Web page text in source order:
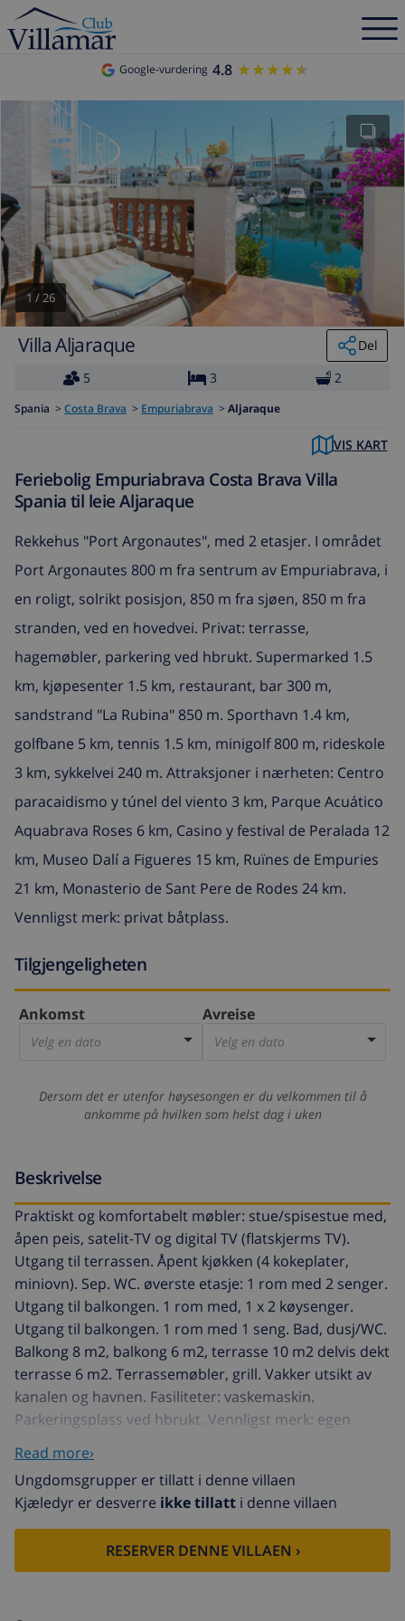
Google-vurdering 4.8 ★★★★★
★★★★★
1 /26
Villa Aljaraque
Del
5
3 2
Spania > Costa Brava > Empuriabrava > Aljaraque
VIS KART
Feriebolig Empuriabrava Costa Brava Villa
Spania til leie Aljaraque
Rekkehus "Port Argonautes", med 2 etasjer. I området
Port Argonautes 800 m fra sentrum av Empuriabrava, i
en roligt, solrikt posisjon, 850 m fra sjøen, 850 m fra
stranden, ved en hovedvei. Privat: terrasse,
hagemøbler, parkering ved hbrukt. Supermarked 1.5
km, kjøpesenter 1.5 km, restaurant, bar 300 m,
sandstrand "La Rubina" 850 m. Sporthavn 1.4 km,
golfbane 5 km, tennis 1.5 km, minigolf 800 m, rideskole
3 km, sykkelvei 240 m. Attraksjoner i nærheten: Centro
paracaidismo y túnel del viento 3 km, Parque Acuático
Aquabrava Roses 6 km, Casino y festival de Peralada 12
km, Museo Dalí a Figueres 15 km, Ruïnes de Empuries
21 km, Monasterio de Sant Pere de Rodes 24 km.
Vennligst merk: privat båtplass.
Tilgjengeligheten
Ankomst
Velg en dato
Avreise
Velg en dato
Dersom det er utenfor høysesongen er du velkommen til å
ankomme på hvilken som helst dag i uken
Beskrivelse
Praktiskt og komfortabelt møbler: stue/spisestue med,
åpen peis, satelit-TV og digital TV (flatskjerms TV).
Utgang til terrassen. Åpent kjøkken (4 kokeplater,
miniovn). Sep. WC. øverste etasje: 1 rom med 2 senger.
Utgang til balkongen. 1 rom med, 1 x 2 køysenger.
Utgang til balkongen. 1 rom med 1 seng. Bad, dusj/WC.
Balkong 8 m2, balkong 6 m2, terrasse 10 m2 delvis dekt
terrasse 6 m2. Terrassemøbler, grill. Vakker utsikt av
kanalen og havnen. Fasiliteter: vaskemaskin.
Parkeringsplass ved hbrukt. Vennligst merk: egen
båtplass. Max kjæledyr / hund tillatt 1 kjæledyr / hund
tillatt. Bare TV ES, FR, DE. HUTG012004
Rekkehus "Port Argonautes", med 2 etasjer. I området
Port Argonautes 800 m fra sentrum av Empuriabrava, i
en roligt, solrikt posisjon, 850 m fra sjøen, 850 m fra
stranden, ved en hovedvei. Privat: terrasse,
hagemøbler, parkering ved hbrukt. Supermarked 1.5
Read more›
Ungdomsgrupper er tillatt i denne villaen
Kjæledyr er desverre ikke tillatt i denne villaen
RESERVER DENNE VILLAEN ›